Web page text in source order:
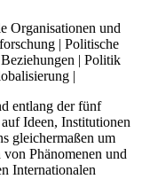
Organisationen und
| Politische
| Politik
|
entlang der fünf
Ideen, Institutionen
gleichermaßen um
Phänomenen und
Internationalen